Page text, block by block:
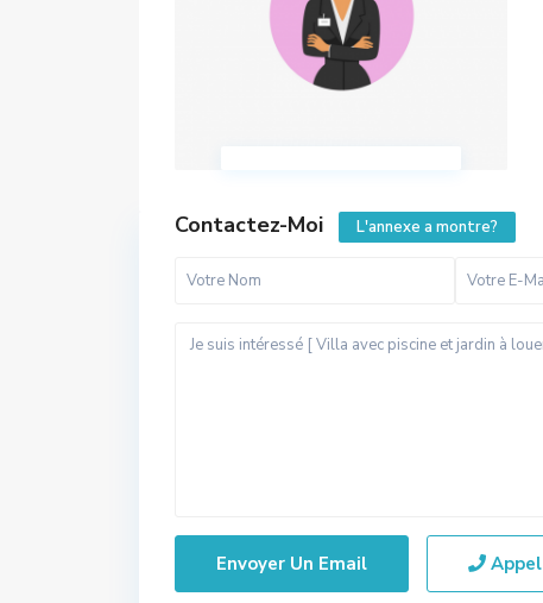
Contactez-Moi L'annexe a montre?
Appel